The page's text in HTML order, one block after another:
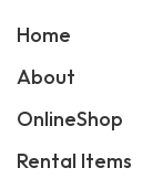
Home
About
OnlineShop
Rental Items